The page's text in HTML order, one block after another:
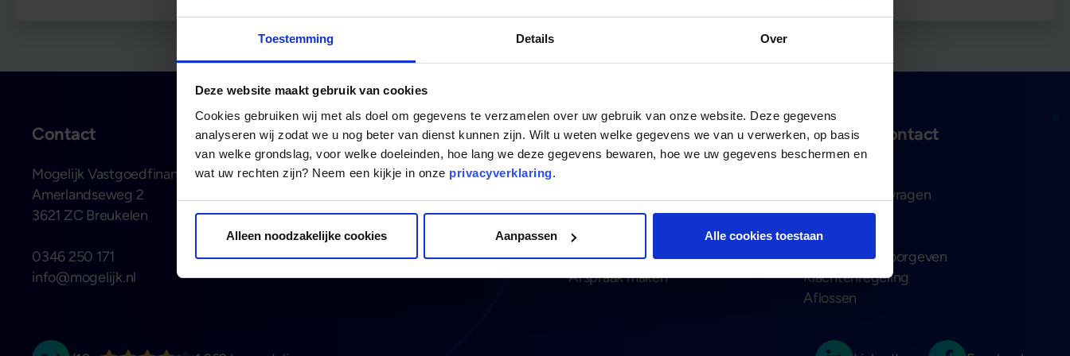
Toestemming Details Over
Deze website maakt gebruik van cookies
Cookies gebruiken wij met als doel om gegevens te verzamelen over uw gebruik van onze website. Deze gegevens
analyseren wij zodat we u nog beter van dienst kunnen zijn. Wilt u weten welke gegevens we van u verwerken, op basis
van welke grondslag, voor welke doeleinden, hoe lang we deze gegevens bewaren, hoe we uw gegevens beschermen en
wat uw rechten zijn? Neem een kijkje in onze privacyverklaring.
Alleen noodzakelijke cookies Aanpassen Alle cookies toestaan
Contact
Mogelijk Vastgoedfinancieringen
Amerlandseweg 2
3621 ZC Breukelen
0346 250 171
info@mogelijk.nl
Lenen
Alles over lenen
Soorten vastgoed
Klantervaringen
Productkaart
Investeren
Rechtstreeks investeren
Actueel aanbod
Kennissessies
Afspraak maken
Service & contact
Veelgestelde vragen
Downloads
Beleid
Wijzigingen doorgeven
Klachtenregeling
Aflossen